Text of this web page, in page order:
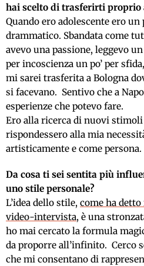
hai scelto di trasferirti proprio
Quando ero adolescente ero un
drammatico. Sbandata come
avevo una passione, leggevo
per incoscienza un po’ per
mi sarei trasferita a Bologna
si facevano. Sentivo che a
esperienze che potevo fare.
Ero alla ricerca di nuovi
rispondessero alla mia
artisticamente e come persona.
Da cosa ti sei sentita più
uno stile personale?
L’idea dello stile, come ha
video-intervista, è una
ho mai cercato la formula
da proporre all’infinito. Cerco
che mi consentano di